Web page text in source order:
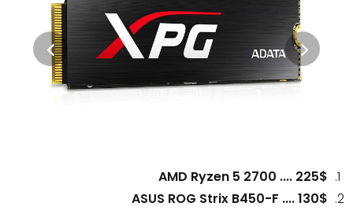
AMD Ryzen 5 2700 .... 225$
ASUS ROG Strix B450-F .... 130$